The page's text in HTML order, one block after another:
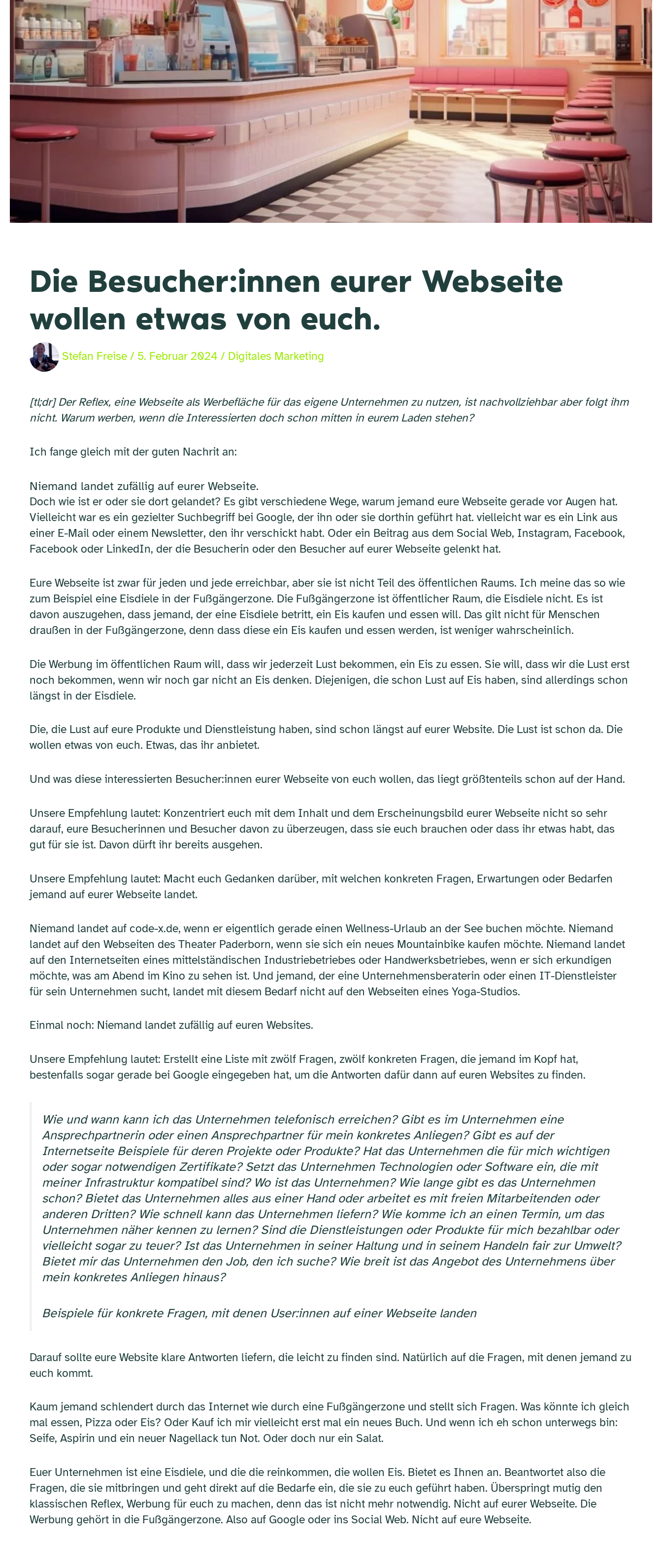
Die Besucher:innen eurer Webseite
wollen etwas von euch.
Stefan Freise / 5. Februar 2024 / Digitales Marketing
[tl;dr] Der Reflex, eine Webseite als Werbefläche für das eigene Unternehmen zu nutzen, ist nachvollziehbar aber folgt ihm
nicht. Warum werben, wenn die Interessierten doch schon mitten in eurem Laden stehen?
Ich fange gleich mit der guten Nachrit an:
Niemand landet zufällig auf eurer Webseite.
Doch wie ist er oder sie dort gelandet? Es gibt verschiedene Wege, warum jemand eure Webseite gerade vor Augen hat.
Vielleicht war es ein gezielter Suchbegriff bei Google, der ihn oder sie dorthin geführt hat. vielleicht war es ein Link aus
einer E-Mail oder einem Newsletter, den ihr verschickt habt. Oder ein Beitrag aus dem Social Web, Instagram, Facebook,
Facebook oder LinkedIn, der die Besucherin oder den Besucher auf eurer Webseite gelenkt hat.
Eure Webseite ist zwar für jeden und jede erreichbar, aber sie ist nicht Teil des öffentlichen Raums. Ich meine das so wie
zum Beispiel eine Eisdiele in der Fußgängerzone. Die Fußgängerzone ist öffentlicher Raum, die Eisdiele nicht. Es ist
davon auszugehen, dass jemand, der eine Eisdiele betritt, ein Eis kaufen und essen will. Das gilt nicht für Menschen
draußen in der Fußgängerzone, denn dass diese ein Eis kaufen und essen werden, ist weniger wahrscheinlich.
Die Werbung im öffentlichen Raum will, dass wir jederzeit Lust bekommen, ein Eis zu essen. Sie will, dass wir die Lust erst
noch bekommen, wenn wir noch gar nicht an Eis denken. Diejenigen, die schon Lust auf Eis haben, sind allerdings schon
längst in der Eisdiele.
Die, die Lust auf eure Produkte und Dienstleistung haben, sind schon längst auf eurer Website. Die Lust ist schon da. Die
wollen etwas von euch. Etwas, das ihr anbietet.
Und was diese interessierten Besucher:innen eurer Webseite von euch wollen, das liegt größtenteils schon auf der Hand.
Unsere Empfehlung lautet: Konzentriert euch mit dem Inhalt und dem Erscheinungsbild eurer Webseite nicht so sehr
darauf, eure Besucherinnen und Besucher davon zu überzeugen, dass sie euch brauchen oder dass ihr etwas habt, das
gut für sie ist. Davon dürft ihr bereits ausgehen.
Unsere Empfehlung lautet: Macht euch Gedanken darüber, mit welchen konkreten Fragen, Erwartungen oder Bedarfen
jemand auf eurer Webseite landet.
Niemand landet auf code-x.de, wenn er eigentlich gerade einen Wellness-Urlaub an der See buchen möchte. Niemand
landet auf den Webseiten des Theater Paderborn, wenn sie sich ein neues Mountainbike kaufen möchte. Niemand landet
auf den Internetseiten eines mittelständischen Industriebetriebes oder Handwerksbetriebes, wenn er sich erkundigen
möchte, was am Abend im Kino zu sehen ist. Und jemand, der eine Unternehmensberaterin oder einen IT-Dienstleister
für sein Unternehmen sucht, landet mit diesem Bedarf nicht auf den Webseiten eines Yoga-Studios.
Einmal noch: Niemand landet zufällig auf euren Websites.
Unsere Empfehlung lautet: Erstellt eine Liste mit zwölf Fragen, zwölf konkreten Fragen, die jemand im Kopf hat,
bestenfalls sogar gerade bei Google eingegeben hat, um die Antworten dafür dann auf euren Websites zu finden.
Wie und wann kann ich das Unternehmen telefonisch erreichen? Gibt es im Unternehmen eine
Ansprechpartnerin oder einen Ansprechpartner für mein konkretes Anliegen? Gibt es auf der
Internetseite Beispiele für deren Projekte oder Produkte? Hat das Unternehmen die für mich wichtigen
oder sogar notwendigen Zertifikate? Setzt das Unternehmen Technologien oder Software ein, die mit
meiner Infrastruktur kompatibel sind? Wo ist das Unternehmen? Wie lange gibt es das Unternehmen
schon? Bietet das Unternehmen alles aus einer Hand oder arbeitet es mit freien Mitarbeitenden oder
anderen Dritten? Wie schnell kann das Unternehmen liefern? Wie komme ich an einen Termin, um das
Unternehmen näher kennen zu lernen? Sind die Dienstleistungen oder Produkte für mich bezahlbar oder
vielleicht sogar zu teuer? Ist das Unternehmen in seiner Haltung und in seinem Handeln fair zur Umwelt?
Bietet mir das Unternehmen den Job, den ich suche? Wie breit ist das Angebot des Unternehmens über
mein konkretes Anliegen hinaus?
Beispiele für konkrete Fragen, mit denen User:innen auf einer Webseite landen
Darauf sollte eure Website klare Antworten liefern, die leicht zu finden sind. Natürlich auf die Fragen, mit denen jemand zu
euch kommt.
Kaum jemand schlendert durch das Internet wie durch eine Fußgängerzone und stellt sich Fragen. Was könnte ich gleich
mal essen, Pizza oder Eis? Oder Kauf ich mir vielleicht erst mal ein neues Buch. Und wenn ich eh schon unterwegs bin:
Seife, Aspirin und ein neuer Nagellack tun Not. Oder doch nur ein Salat.
Euer Unternehmen ist eine Eisdiele, und die die reinkommen, die wollen Eis. Bietet es Ihnen an. Beantwortet also die
Fragen, die sie mitbringen und geht direkt auf die Bedarfe ein, die sie zu euch geführt haben. Überspringt mutig den
klassischen Reflex, Werbung für euch zu machen, denn das ist nicht mehr notwendig. Nicht auf eurer Webseite. Die
Werbung gehört in die Fußgängerzone. Also auf Google oder ins Social Web. Nicht auf eure Webseite.